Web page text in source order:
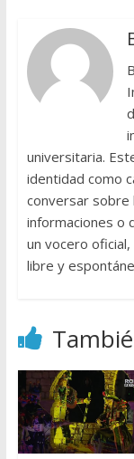
universitaria.
identidad como
conversar sobre
informaciones o
un vocero
libre y